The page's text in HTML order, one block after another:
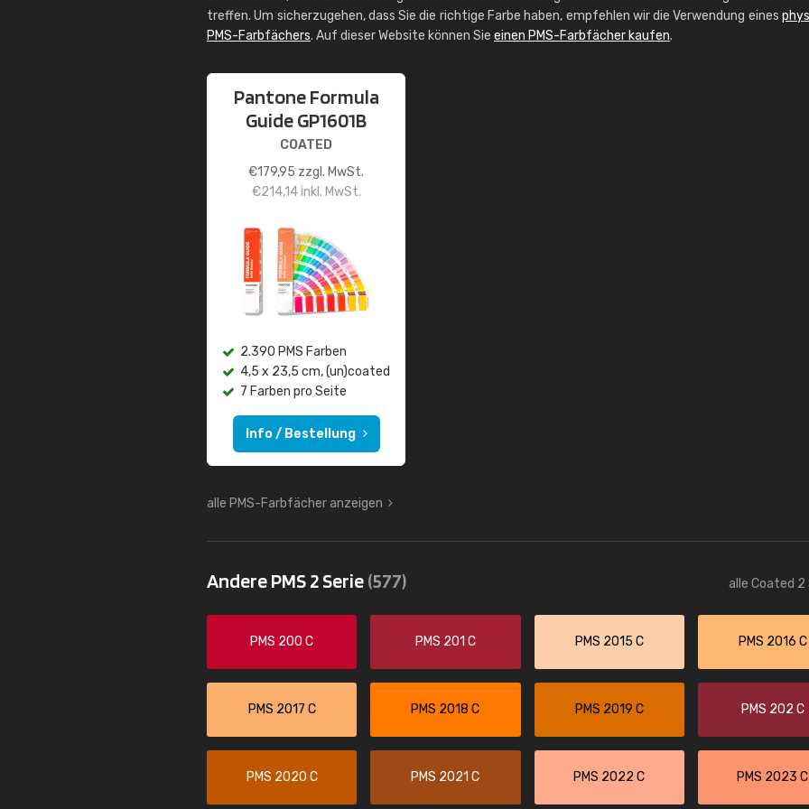
treffen. Um sicherzugehen, dass Sie die richtige Farbe haben, empfehlen wir die Verwendung eines
PMS-Farbfächers. Auf dieser Website können Sie einen PMS-Farbfächer kaufen.
Pantone Formula
Guide GP1601B
COATED
€179,95 zzgl. MwSt.
€214,14inkl. MwSt.
2.390 PMS Farben
4,5 x 23,5 cm, (un)coated
7 Farben pro Seite
Info / Bestellung
alle PMS-Farbfächer anzeigen
Andere PMS 2 Serie(577) alle Coated 2
PMS 200 C PMS 201 C PMS 2015 C PMS 2016 C
PMS 2017 C PMS 2018 C PMS 2019 C PMS 202 C
PMS 2020 C PMS 2021 C PMS 2022 C PMS 2023 C